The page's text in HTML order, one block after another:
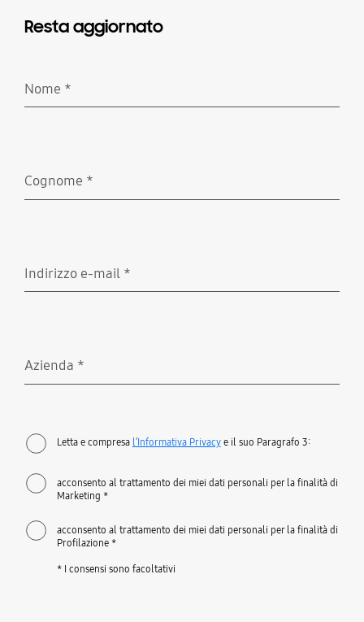
Resta aggiornato
Nome *
Cognome *
Indirizzo e-mail *
Azienda *
Letta e compresa l’Informativa Privacye il suo Paragrafo 3:
acconsento al trattamento dei miei dati personali per la finalità di
Marketing *
acconsento al trattamento dei miei dati personali per la finalità di
Profilazione *
* I consensi sono facoltativi